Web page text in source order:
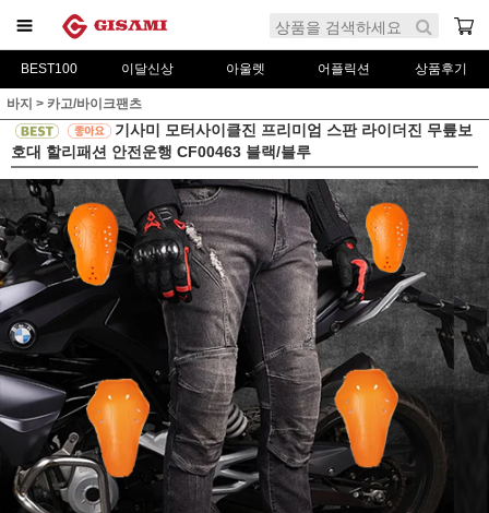
BEST100 이달신상 아울렛 어플릭션 상품후기
바지 > 카고/바이크팬츠
기사미 모터사이클진 프리미엄 스판 라이더진 무릎보
호대 할리패션 안전운행 CF00463 블랙/블루